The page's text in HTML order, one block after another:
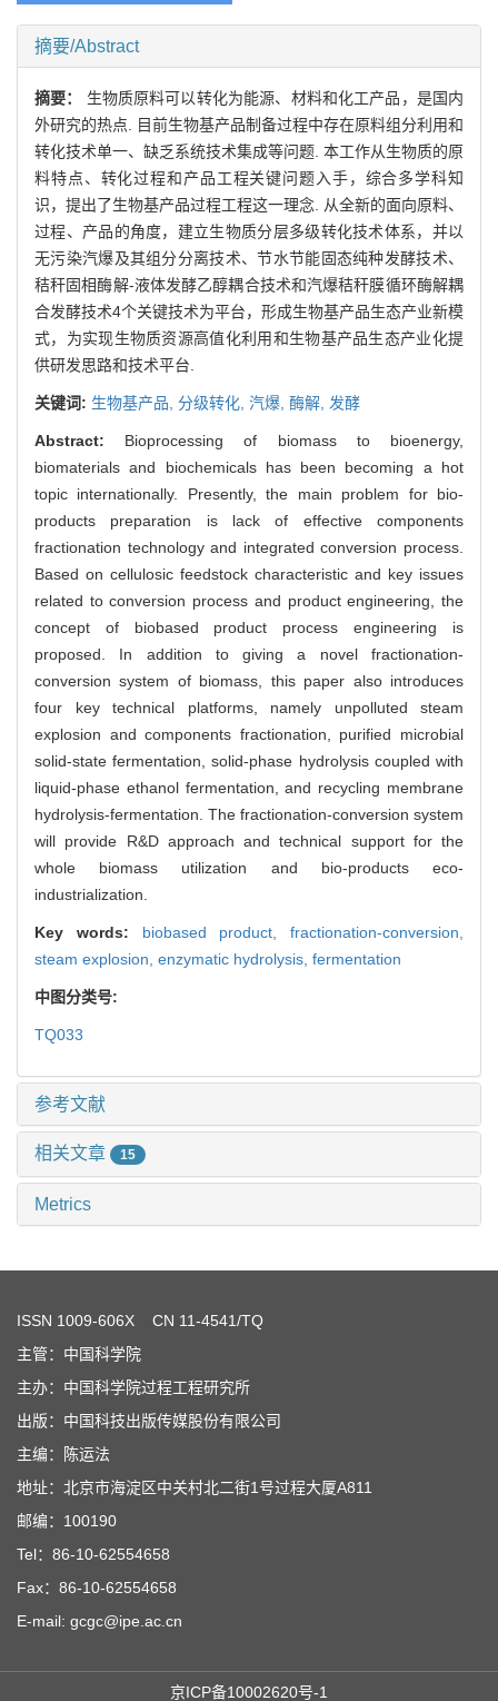
摘要/Abstract
摘要： 生物质原料可以转化为能源、材料和化工产品，是国内
外研究的热点. 目前生物基产品制备过程中存在原料组分利用和
转化技术单一、缺乏系统技术集成等问题. 本工作从生物质的原
料特点、转化过程和产品工程关键问题入手，综合多学科知
识，提出了生物基产品过程工程这一理念. 从全新的面向原料、
过程、产品的角度，建立生物质分层多级转化技术体系，并以
无污染汽爆及其组分分离技术、节水节能固态纯种发酵技术、
秸秆固相酶解-液体发酵乙醇耦合技术和汽爆秸秆膜循环酶解耦
合发酵技术4个关键技术为平台，形成生物基产品生态产业新模
式，为实现生物质资源高值化利用和生物基产品生态产业化提
供研发思路和技术平台.
关键词: 生物基产品, 分级转化, 汽爆, 酶解, 发酵
Abstract: Bioprocessing of biomass to bioenergy,
biomaterials and biochemicals has been becoming a hot
topic internationally. Presently, the main problem for bio-
products preparation is lack of effective components
fractionation technology and integrated conversion process.
Based on cellulosic feedstock characteristic and key issues
related to conversion process and product engineering, the
concept of biobased product process engineering is
proposed. In addition to giving a novel fractionation-
conversion system of biomass, this paper also introduces
four key technical platforms, namely unpolluted steam
explosion and components fractionation, purified microbial
solid-state fermentation, solid-phase hydrolysis coupled with
liquid-phase ethanol fermentation, and recycling membrane
hydrolysis-fermentation. The fractionation-conversion system
will provide R&D approach and technical support for the
whole biomass utilization and bio-products eco-
industrialization.
Key words: biobased product, fractionation-conversion,
steam explosion, enzymatic hydrolysis, fermentation
中图分类号:
TQ033
参考文献
相关文章 15
Metrics
ISSN 1009-606X CN 11-4541/TQ
主管：中国科学院
主办：中国科学院过程工程研究所
出版：中国科技出版传媒股份有限公司
主编：陈运法
地址：北京市海淀区中关村北二街1号过程大厦A811
邮编：100190
Tel：86-10-62554658
Fax：86-10-62554658
E-mail: gcgc@ipe.ac.cn
京ICP备10002620号-1